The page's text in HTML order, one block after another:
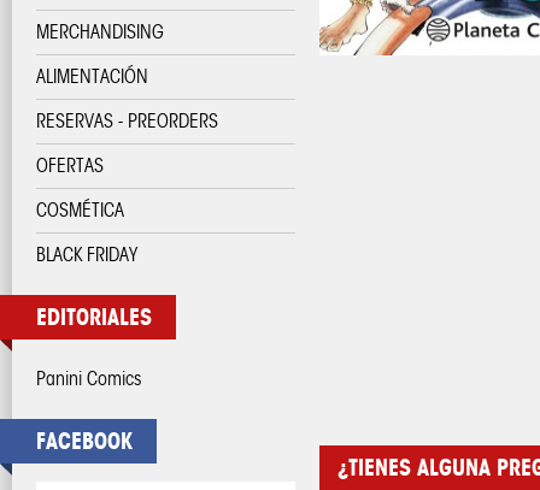
MERCHANDISING
ALIMENTACIÓN
RESERVAS - PREORDERS
OFERTAS
COSMÉTICA
BLACK FRIDAY
EDITORIALES
Panini Comics
FACEBOOK
¿TIENES ALGUNA